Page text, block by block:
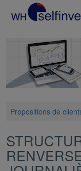
Propositions de